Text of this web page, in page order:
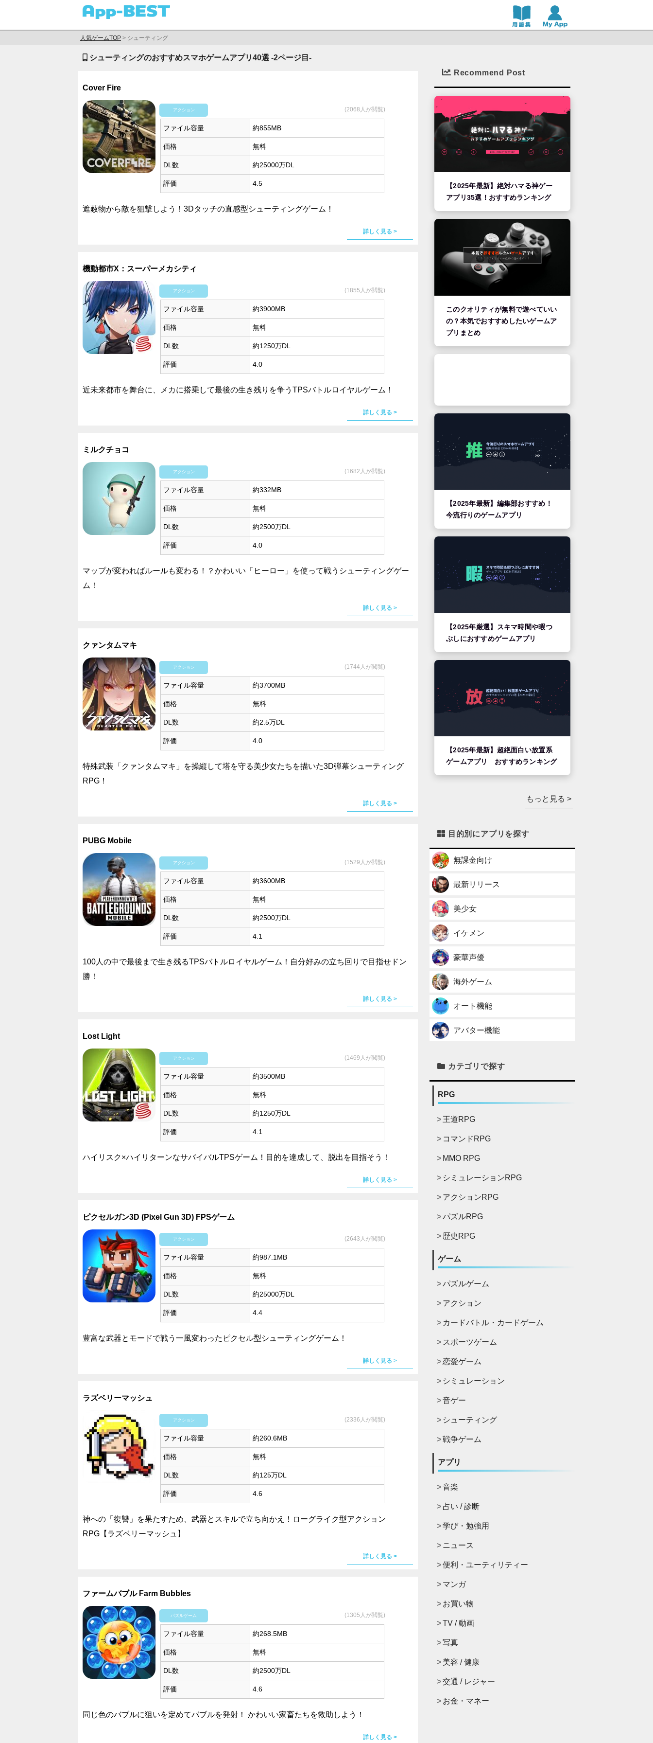
人気ゲームTOP > シューティング
シューティングのおすすめスマホゲームアプリ40選 -2ページ目-
Cover Fire
アクション (2068人が閲覧)
ファイル容量 約855MB
価格 無料
DL数 約25000万DL
評価 4.5
遮蔽物から敵を狙撃しよう！3Dタッチの直感型シューティングゲーム！
詳しく見る >
機動都市X：スーパーメカシティ
アクション (1855人が閲覧)
ファイル容量 約3900MB
価格 無料
DL数 約1250万DL
評価 4.0
近未来都市を舞台に、メカに搭乗して最後の生き残りを争うTPSバトルロイヤルゲーム！
詳しく見る >
ミルクチョコ
アクション (1682人が閲覧)
ファイル容量 約332MB
価格 無料
DL数 約2500万DL
評価 4.0
マップが変わればルールも変わる！？かわいい「ヒーロー」を使って戦うシューティングゲー
ム！
詳しく見る >
クァンタムマキ
アクション (1744人が閲覧)
ファイル容量 約3700MB
価格 無料
DL数 約2.5万DL
評価 4.0
特殊武装「クァンタムマキ」を操縦して塔を守る美少女たちを描いた3D弾幕シューティング
RPG！
詳しく見る >
PUBG Mobile
アクション (1529人が閲覧)
ファイル容量 約3600MB
価格 無料
DL数 約2500万DL
評価 4.1
100人の中で最後まで生き残るTPSバトルロイヤルゲーム！自分好みの立ち回りで目指せドン
勝！
詳しく見る >
Lost Light
アクション (1469人が閲覧)
ファイル容量 約3500MB
価格 無料
DL数 約1250万DL
評価 4.1
ハイリスク×ハイリターンなサバイバルTPSゲーム！目的を達成して、脱出を目指そう！
詳しく見る >
ピクセルガン3D (Pixel Gun 3D) FPSゲーム
アクション (2643人が閲覧)
ファイル容量 約987.1MB
価格 無料
DL数 約25000万DL
評価 4.4
豊富な武器とモードで戦う一風変わったピクセル型シューティングゲーム！
詳しく見る >
ラズベリーマッシュ
アクション (2336人が閲覧)
ファイル容量 約260.6MB
価格 無料
DL数 約125万DL
評価 4.6
神への「復讐」を果たすため、武器とスキルで立ち向かえ！ローグライク型アクション
RPG【ラズベリーマッシュ】
詳しく見る >
ファームバブル Farm Bubbles
パズルゲーム (1305人が閲覧)
ファイル容量 約268.5MB
価格 無料
DL数 約2500万DL
評価 4.6
同じ色のバブルに狙いを定めてバブルを発射！ かわいい家畜たちを救助しよう！
詳しく見る >
Recommend Post
【2025年最新】絶対ハマる神ゲー
アプリ35選！おすすめランキング
このクオリティが無料で遊べていい
の？本気でおすすめしたいゲームア
プリまとめ
【2025年最新】編集部おすすめ！
今流行りのゲームアプリ
【2025年厳選】スキマ時間や暇つ
ぶしにおすすめゲームアプリ
【2025年最新】超絶面白い放置系
ゲームアプリ おすすめランキング
もっと見る >
目的別にアプリを探す
無課金向け
最新リリース
美少女
イケメン
豪華声優
海外ゲーム
オート機能
アバター機能
カテゴリで探す
RPG
王道RPG
コマンドRPG
MMO RPG
シミュレーションRPG
アクションRPG
パズルRPG
歴史RPG
ゲーム
パズルゲーム
アクション
カードバトル・カードゲーム
スポーツゲーム
恋愛ゲーム
シミュレーション
音ゲー
シューティング
戦争ゲーム
アプリ
音楽
占い / 診断
学び・勉強用
ニュース
便利・ユーティリティー
マンガ
お買い物
TV / 動画
写真
美容 / 健康
交通 / レジャー
お金・マネー